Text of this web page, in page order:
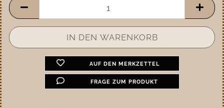
AUF DEN MERKZETTEL
FRAGE ZUM PRODUKT